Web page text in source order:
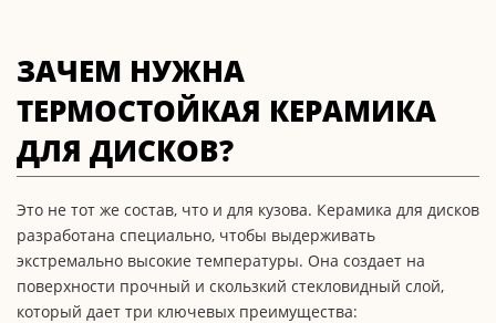
ЗАЧЕМ НУЖНА
ТЕРМОСТОЙКАЯ КЕРАМИКА
ДЛЯ ДИСКОВ?
Это не тот же состав, что и для кузова. Керамика для дисков
разработана специально, чтобы выдерживать
экстремально высокие температуры. Она создает на
поверхности прочный и скользкий стекловидный слой,
который дает три ключевых преимущества: